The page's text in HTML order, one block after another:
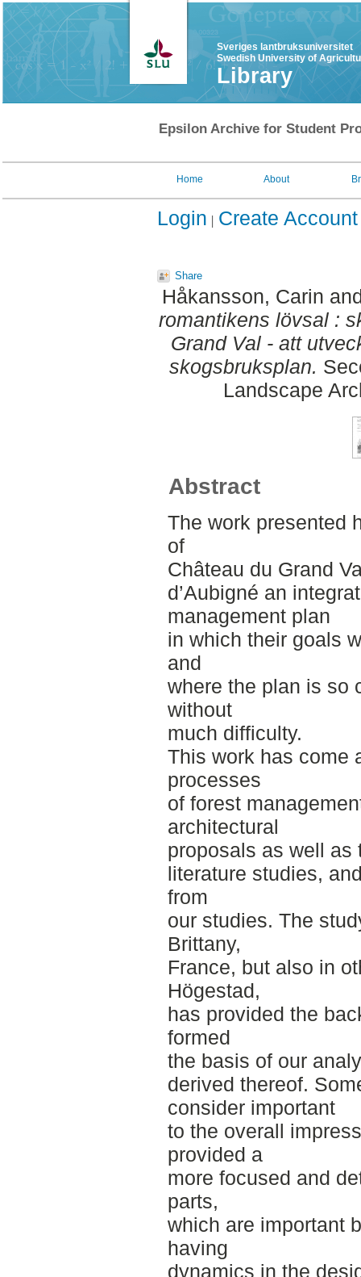
Sveriges lantbruksuniversitet
Swedish University of
Library
Epsilon Archive for Student
Home About
Login Create Account
Share
Håkansson, Carin
romantikens lövsal :
Grand Val - att
skogsbruksplan.
Landscape
Abstract
The work presented
of
Château du Grand
d’Aubigné an
management plan
in which their goals
and
where the plan is so
without
much difficulty.
This work has come
processes
of forest
architectural
proposals as well as
literature studies,
from
our studies. The
Brittany,
France, but also in
Högestad,
has provided the
formed
the basis of our
derived thereof.
consider important
to the overall
provided a
more focused and
parts,
which are important
having
dynamics in the